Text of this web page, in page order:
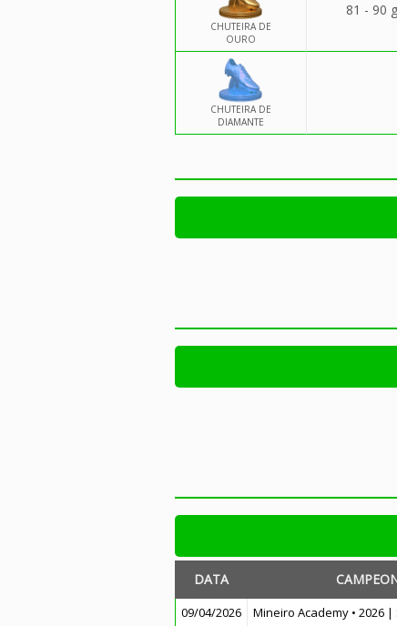
CHUTEIRA DE
OURO
81 - 90
CHUTEIRA DE
DIAMANTE
DATA
09/04/2026 Mineiro Academy • 2026 |